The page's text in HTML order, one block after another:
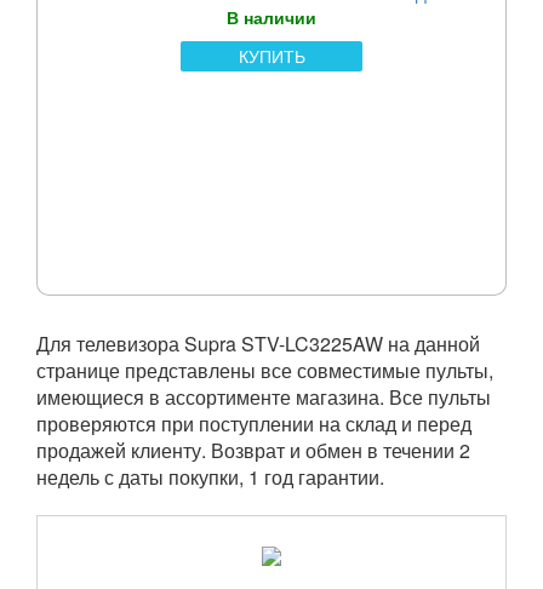
В наличии
КУПИТЬ
Для телевизора Supra STV-LC3225AW на данной
странице представлены все совместимые пульты,
имеющиеся в ассортименте магазина. Все пульты
проверяются при поступлении на склад и перед
продажей клиенту. Возврат и обмен в течении 2
недель с даты покупки, 1 год гарантии.